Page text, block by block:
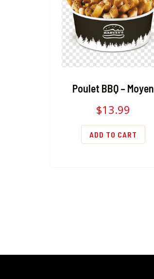
Poulet BBQ – Moyen
$13.99
ADD TO CART